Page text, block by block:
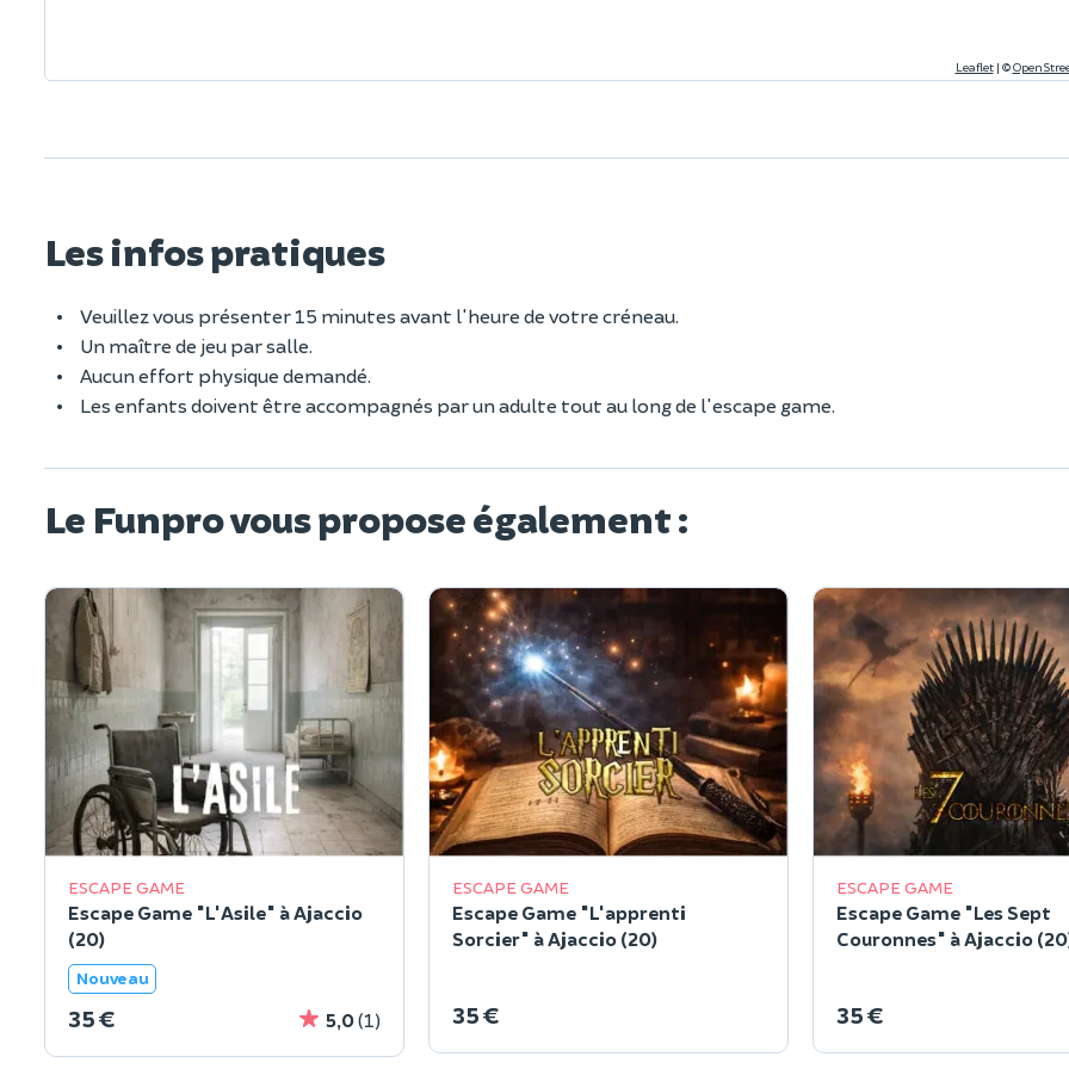
Leaflet | ©
Les infos pratiques
Veuillez vous présenter 15 minutes avant l'heure de votre créneau.
Un maître de jeu par salle.
Aucun effort physique demandé.
Les enfants doivent être accompagnés par un adulte tout au long de l'escape game.
Le Funpro vous propose également :
ESCAPE GAME
Escape Game "L'Asile" à Ajaccio
(20)
Nouveau
35 € 5,0(1)
ESCAPE GAME
Escape Game "L'apprenti
Sorcier" à Ajaccio (20)
35 €
ESCAPE GAME
Escape Game "Les Sept
Couronnes" à Ajaccio
35 €